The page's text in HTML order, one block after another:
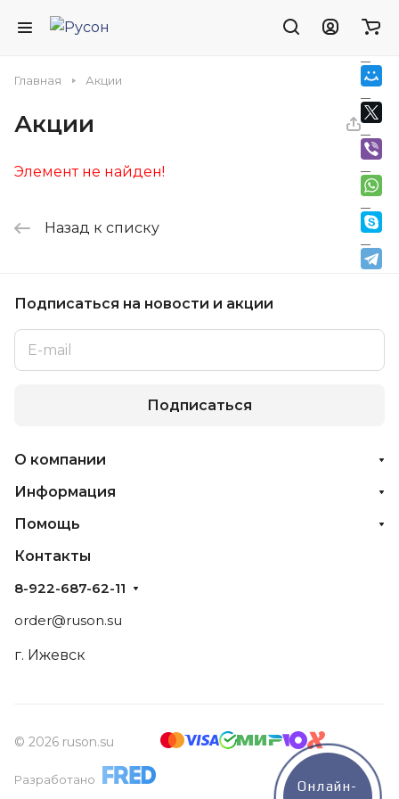
Главная Акции
Акции
Элемент не найден!
Назад к списку
Подписаться на новости и акции
Подписаться
О компании
Информация
Помощь
Контакты
8-922-687-62-11
order@ruson.su
г. Ижевск
© 2026 ruson.su
Разработано Онлайн-